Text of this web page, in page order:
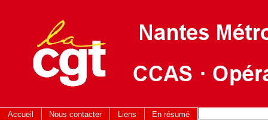
Accueil Nous contacter Liens En résumé